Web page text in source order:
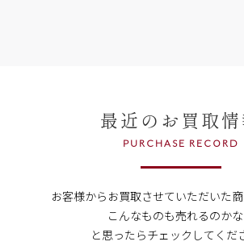
最近のお買取情
PURCHASE RECORD
お客様からお買取させていただいた商
こんなものも売れるのかな
と思ったらチェックしてくだ